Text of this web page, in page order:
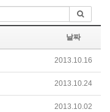
날짜
2013.10.16
2013.10.24
2013.10.02